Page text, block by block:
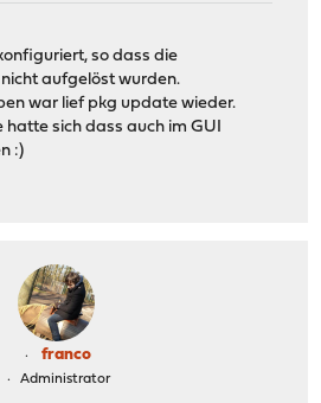
so dass die
aufgelöst wurden.
war lief pkg update wieder.
hatte sich dass auch im GUI
:)
franco
Administrator